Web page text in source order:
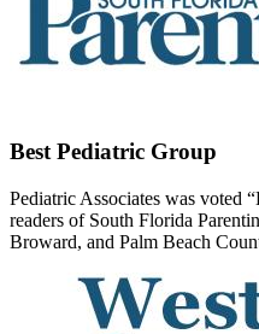
Best Pediatric Group
Pediatric Associates was voted
readers of South Florida
Broward, and Palm Beach